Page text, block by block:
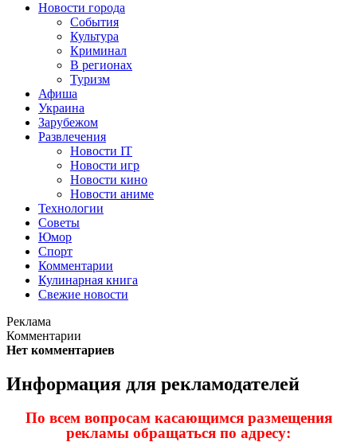
Новости города
События
Культура
Криминал
В регионах
Туризм
Афиша
Украина
Зарубежом
Развлечения
Новости IT
Новости игр
Новости кино
Новости аниме
Технологии
Советы
Юмор
Спорт
Комментарии
Кулинарная книга
Свежие новости
Реклама
Комментарии
Нет комментариев
Информация для рекламодателей
По всем вопросам касающимся размещения
рекламы обращаться по адресу: